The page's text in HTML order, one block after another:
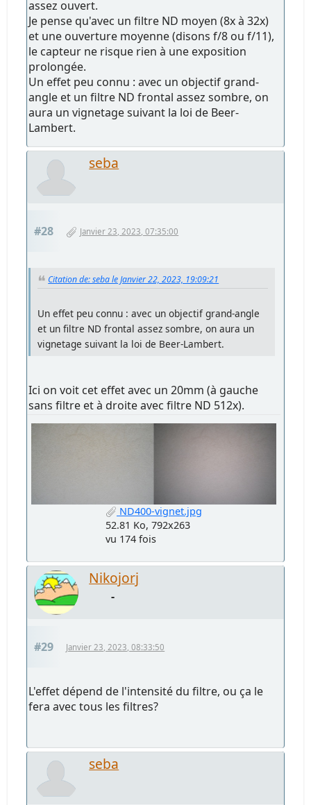
assez ouvert.
Je pense qu'avec un filtre ND moyen (8x à 32x)
et une ouverture moyenne (disons f/8 ou f/11),
le capteur ne risque rien à une exposition
prolongée.
Un effet peu connu : avec un objectif grand-
angle et un filtre ND frontal assez sombre, on
aura un vignetage suivant la loi de Beer-
Lambert.
seba
#28 Janvier 23, 2023, 07:35:00
Citation de: seba le Janvier 22, 2023, 19:09:21
Un effet peu connu : avec un objectif grand-angle
et un filtre ND frontal assez sombre, on aura un
vignetage suivant la loi de Beer-Lambert.
Ici on voit cet effet avec un 20mm (à gauche
sans filtre et à droite avec filtre ND 512x).
ND400-vignet.jpg
52.81 Ko, 792x263
vu 174 fois
Nikojorj
-
#29 Janvier 23, 2023, 08:33:50
L'effet dépend de l'intensité du filtre, ou ça le
fera avec tous les filtres?
seba